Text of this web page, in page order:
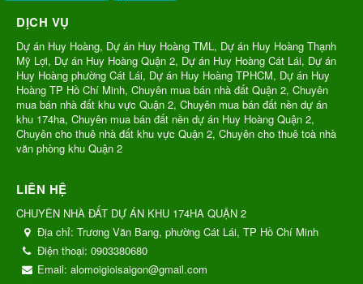
DỊCH VỤ
Dự án Huy Hoàng, Dự án Huy Hoàng TML, Dự án Huy Hoàng Thạnh
Mỹ Lợi, Dự án Huy Hoàng Quận 2, Dự án Huy Hoàng Cát Lái, Dự án
Huy Hoàng phường Cát Lái, Dự án Huy Hoàng TPHCM, Dự án Huy
Hoàng TP Hồ Chí Minh, Chuyên mua bán nhà đất Quận 2, Chuyên
mua bán nhà đất khu vực Quận 2, Chuyên mua bán đất nền dự án
khu 174ha, Chuyên mua bán đất nền dự án Huy Hoàng Quận 2,
Chuyên cho thuê nhà đất khu vực Quận 2, Chuyên cho thuê toà nhà
văn phòng khu Quận 2
LIÊN HỆ
CHUYÊN NHÀ ĐẤT DỰ ÁN KHU 174HA QUẬN 2
Địa chỉ: Trương Văn Bang, phường Cát Lái, TP Hồ Chí Minh
Điện thoại: 0903380680
Email: alomoigioisaigon@gmail.com